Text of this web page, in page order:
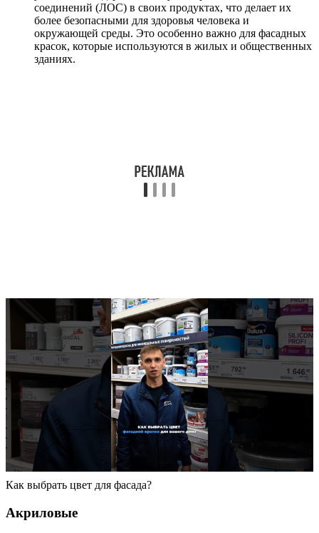
соединений (ЛОС) в своих продуктах, что делает их
более безопасными для здоровья человека и
окружающей среды. Это особенно важно для фасадных
красок, которые используются в жилых и общественных
зданиях.
Как выбрать цвет для фасада?
Акриловые